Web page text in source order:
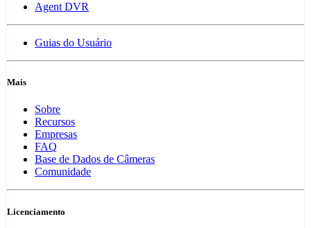
Agent DVR
Guias do Usuário
Mais
Sobre
Recursos
Empresas
FAQ
Base de Dados de Câmeras
Comunidade
Licenciamento